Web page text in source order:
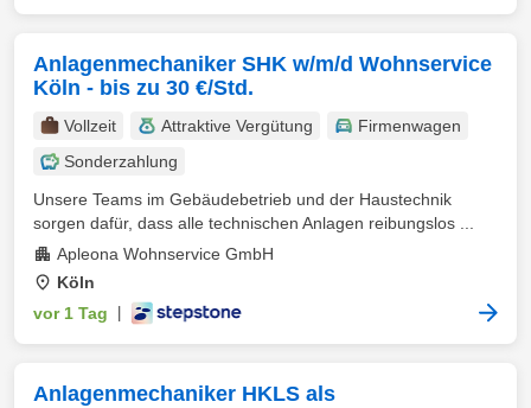
Anlagenmechaniker SHK w/m/d Wohnservice
Köln - bis zu 30 €/Std.
Vollzeit Attraktive Vergütung
Firmenwagen
Sonderzahlung
Unsere Teams im Gebäudebetrieb und der Haustechnik
sorgen dafür, dass alle technischen Anlagen reibungslos ...
Apleona Wohnservice GmbH
Köln
vor 1 Tag
Anlagenmechaniker HKLS als